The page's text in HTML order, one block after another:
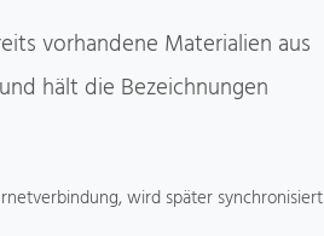
vorhandene Materialien aus
hält die Bezeichnungen
wird später synchronisiert